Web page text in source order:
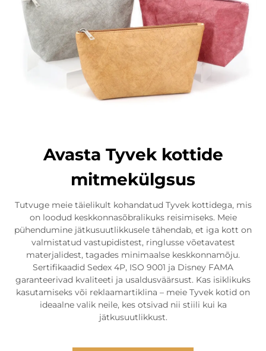
Avasta Tyvek kottide
mitmekülgsus
Tutvuge meie täielikult kohandatud Tyvek kottidega, mis
on loodud keskkonnasõbralikuks reisimiseks. Meie
pühendumine jätkusuutlikkusele tähendab, et iga kott on
valmistatud vastupidistest, ringlusse võetavatest
materjalidest, tagades minimaalse keskkonnamõju.
Sertifikaadid Sedex 4P, ISO 9001 ja Disney FAMA
garanteerivad kvaliteeti ja usaldusväärsust. Kas isiklikuks
kasutamiseks või reklaamartiklina – meie Tyvek kotid on
ideaalne valik neile, kes otsivad nii stiili kui ka
jätkusuutlikkust.